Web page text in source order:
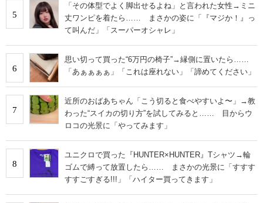
5
「その体型でよく脚出せるよね」と言われた女性→ミニ
丈ワンピを着たら…… まさかの姿に「『マジか！』っ
て叫んだ」「スーパーオシャレ」
6
思い切って買った“6万円の椅子”→縁側に置いたら……
「あぁぁぁぁ」「これは座れない」「諦めてください」
7
近所のおばあちゃん「こう切ると食べやすいよ〜」→教
わった“スイカの切り方”を試してみると…… 目からウ
ロコの光景に「やってみます」
8
ユニクロで買った『HUNTER×HUNTER』Tシャツ→輪
ゴムで縛って放置したら…… まさかの光景に「すすす
すすごすぎる!!!」「ハイター買ってきます」